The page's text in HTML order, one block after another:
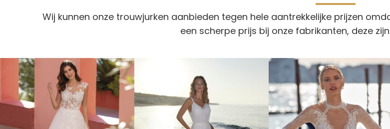
Wij kunnen onze trouwjurken aanbieden tegen hele aantrekkelijke prijzen
een scherpe prijs bij onze fabrikanten, deze